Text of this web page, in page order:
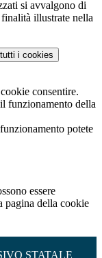
si avvalgono di
illustrate nella
i cookies
consentire.
funzionamento della
potete
essere
pagina della cookie
STATALE